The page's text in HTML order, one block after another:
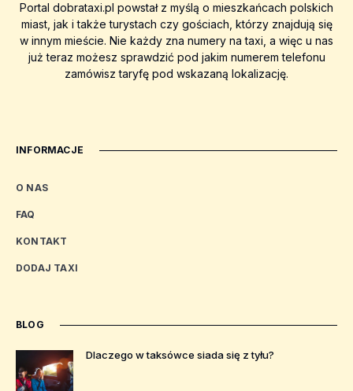
Portal dobrataxi.pl powstał z myślą o mieszkańcach polskich
miast, jak i także turystach czy gościach, którzy znajdują się
w innym mieście. Nie każdy zna numery na taxi, a więc u nas
już teraz możesz sprawdzić pod jakim numerem telefonu
zamówisz taryfę pod wskazaną lokalizację.
INFORMACJE
O NAS
FAQ
KONTAKT
DODAJ TAXI
BLOG
Dlaczego w taksówce siada się z tyłu?